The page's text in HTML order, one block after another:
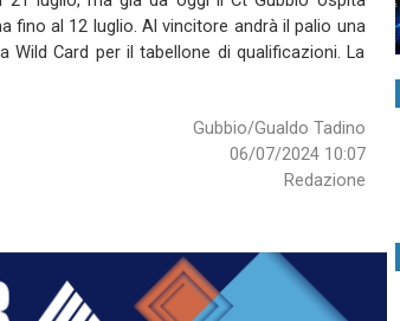
fino al 12 luglio. Al vincitore andrà il palio una
Wild Card per il tabellone di qualificazioni. La
Gubbio/Gualdo Tadino
06/07/2024 10:07
Redazione